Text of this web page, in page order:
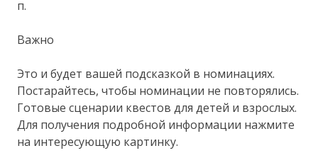
п.
Важно
Это и будет вашей подсказкой в номинациях.
Постарайтесь, чтобы номинации не повторялись.
Готовые сценарии квестов для детей и взрослых.
Для получения подробной информации нажмите
на интересующую картинку.